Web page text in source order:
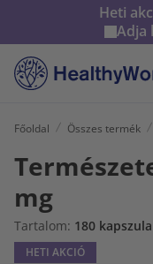
Heti
Adja
Főoldal Összes termék
mg
Tartalom: 180 kapszula
HETI AKCIÓ